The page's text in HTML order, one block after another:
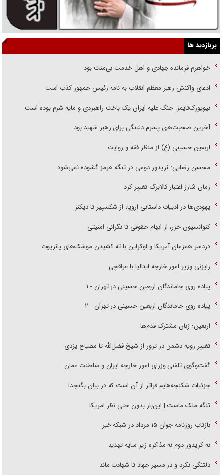
پربازدید ها
خواهرم فرمانده جهادی و اهل خدمت بی‌منت بود
ادعای واکنش رهبر معظم انقلاب به نامه رئیس جمهور کذب است
نیویورک‌تایمز: جنگ علیه ایران یک باخت راهبردی و مایه شرم بوده است
آخرین صحبت‌های پسرم دلتنگی برای رهبر شهید بود
اربعین حسینی (ع) از منظر فقه و روایت
محسن رضایی: کریدور دومی در تنگه هرمز گشوده نمی‌شود
زمان شارژ اعتبار کالابرگ تغییر کرد
یهودی‌ها در ادبیات داستانی اروپا؛ از شکسپیر تا دیکنز
کنوانسیون خزر، از ابهام حقوقی تا نگرانی امنیتی
دردسر همزمان آمریکا و اوکراین با ته کشیدن موشک‌های پاتریوت
رایزنی وزیر امور خارجه ایتالیا با عراقچی
پیاده روی جاماندگان اربعین حسینی در تهران - ۱
پیاده روی جاماندگان اربعین حسینی در تهران - ۲
اربعین؛ زبان مشترک قدم‌ها
تغییر رویه دشمن در ترور از شیخ فضل‌الله تا مصباح یزدی
گفت‌وگوی تلفنی وزرای امور خارجه ایران و سلطنت عمان
جزئیات شکنجه‌هایم فراتر از آن است که در بیان بگنجد!
تنگه ملک ماست | این‌بار بدون حتی نظر امریکا
بازتاب روزنامه جوان ۱۵ مرداد در شبکه خبر
نه کریدور دوم نه مذاکره زیر سایه تهدید
دلتنگی نکرد و در مسیر جهاد تا شهادت ماند